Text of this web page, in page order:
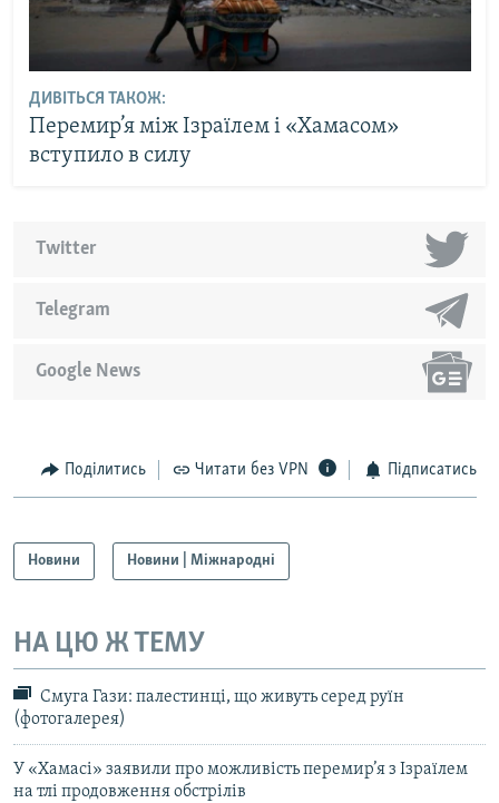
ДИВІТЬСЯ ТАКОЖ:
Перемир’я між Ізраїлем і «Хамасом»
вступило в силу
Telegram
Google News
Twitter
Поділитись Читати без VPN Підписатись
Новини Новини | Міжнародні
НА ЦЮ Ж ТЕМУ
Смуга Гази: палестинці, що живуть серед руїн
(фотогалерея)
У «Хамасі» заявили про можливість перемир’я з Ізраїлем
на тлі продовження обстрілів